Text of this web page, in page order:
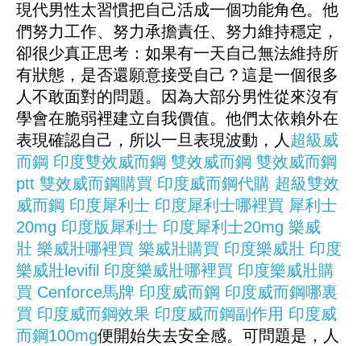
現代男性太習慣把自己活成一個功能角色。他
們努力工作、努力承擔責任、努力維持穩定，
卻很少真正思考：如果有一天自己無法維持所
有狀態，是否還願意接受自己？這是一個很多
人不敢面對的問題。因為大部分男性從來沒有
學會在脆弱裡建立自我價值。他們太依賴外在
表現確認自己，所以一旦表現波動，人 超級威
而鋼 印度雙效威而鋼 雙效威而鋼 雙效威而鋼
ptt 雙效威而鋼購買 印度威而鋼代購 超級雙效
威而鋼 印度犀利士 印度犀利士哪裡買 犀利士
20mg 印度版犀利士 印度犀利士20mg 樂威
壯 樂威壯哪裡買 樂威壯購買 印度樂威壯 印度
樂威壯levifil 印度樂威壯哪裡買 印度樂威壯購
買 Cenforce馬牌 印度威而鋼 印度威而鋼哪裏
買 印度威而鋼效果 印度威而鋼副作用 印度威
而鋼100mg便開始失去安全感。可問題是，人